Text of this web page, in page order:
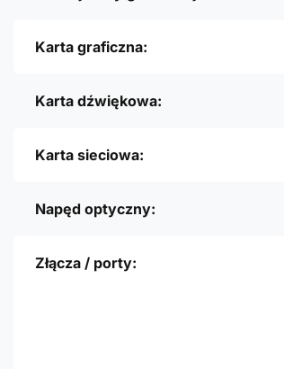
Karta graficzna:
Karta dźwiękowa:
Karta sieciowa:
Napęd optyczny:
Złącza / porty: